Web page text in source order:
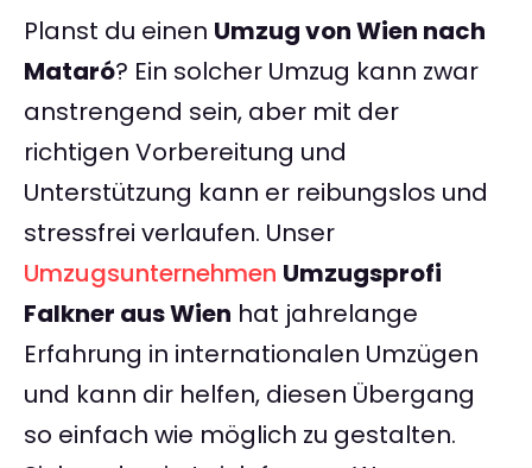
Planst du einen Umzug von Wien nach
Mataró? Ein solcher Umzug kann zwar
anstrengend sein, aber mit der
richtigen Vorbereitung und
Unterstützung kann er reibungslos und
stressfrei verlaufen. Unser
Umzugsunternehmen Umzugsprofi
Falkner aus Wien hat jahrelange
Erfahrung in internationalen Umzügen
und kann dir helfen, diesen Übergang
so einfach wie möglich zu gestalten.